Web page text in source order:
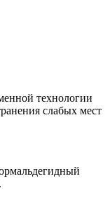
технологии
слабых мест